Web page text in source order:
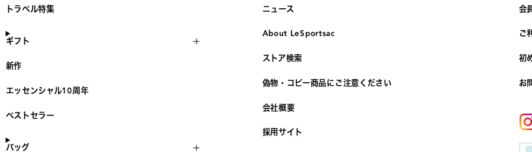
トラベル特集
ギフト
新作
エッセンシャル10周年
ベストセラー
バッグ
ニュース
About LeSportsac
ストア検索
偽物・コピー商品にご注意ください
会社概要
採用サイト
会
ご
初
お